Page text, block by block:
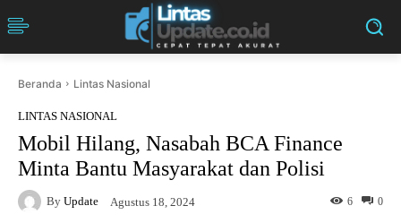
Beranda Lintas Nasional
LINTAS NASIONAL
Mobil Hilang, Nasabah BCA Finance
Minta Bantu Masyarakat dan Polisi
By Update Agustus 18, 2024 0
6